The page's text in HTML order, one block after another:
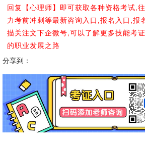
回复【心理师】即可获取各种资格考试,
力考前冲刺等最新咨询入口,报名入口,报
描关注文下企微号,可以了解更多技能考
的职业发展之路
分享到：